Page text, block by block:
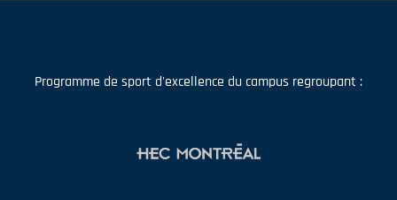
Programme de sport d'excellence du campus regroupant :